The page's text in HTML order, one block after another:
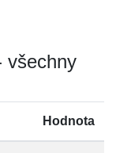
všechny
Hodnota